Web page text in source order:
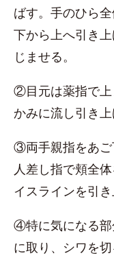
ばす。手のひら
下から上へ引き
じませる。
②目元は薬指で上
かみに流し引き上
③両手親指をあご
人差し指で頬全
イスラインを引き
④特に気になる部
に取り、シワを切